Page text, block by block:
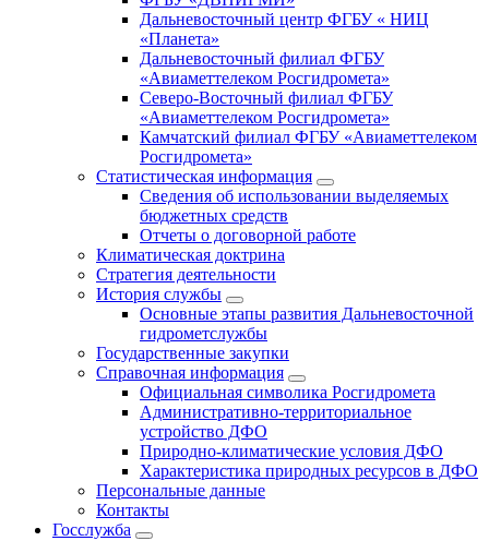
Дальневосточный центр ФГБУ « НИЦ
«Планета»
Дальневосточный филиал ФГБУ
«Авиаметтелеком Росгидромета»
Северо-Восточный филиал ФГБУ
«Авиаметтелеком Росгидромета»
Камчатский филиал ФГБУ «Авиаметтелеком
Росгидромета»
Статистическая информация
Сведения об использовании выделяемых
бюджетных средств
Отчеты о договорной работе
Климатическая доктрина
Стратегия деятельности
История службы
Основные этапы развития Дальневосточной
гидрометслужбы
Государственные закупки
Справочная информация
Официальная символика Росгидромета
Административно-территориальное
устройство ДФО
Природно-климатические условия ДФО
Характеристика природных ресурсов в ДФО
Персональные данные
Контакты
Госслужба